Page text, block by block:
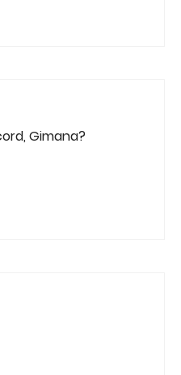
Gimana?